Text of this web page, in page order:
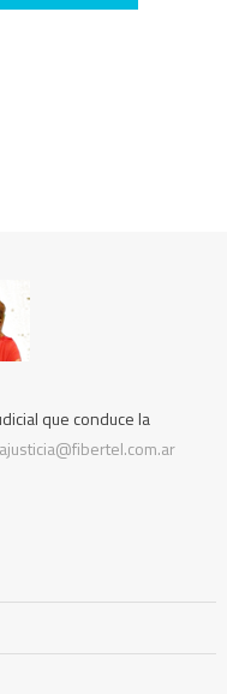
que conduce la